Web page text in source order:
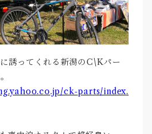
誘ってくれる新潟のC\Kパー
ck-parts/index.